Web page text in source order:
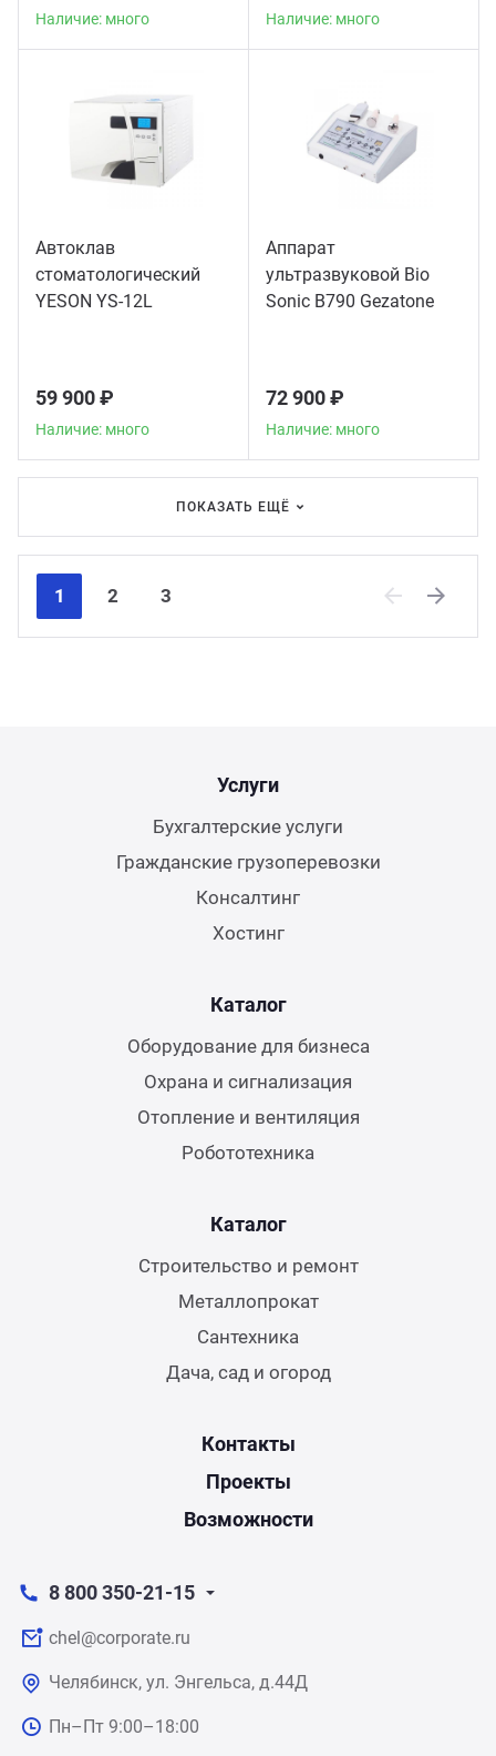
Наличие: много Наличие: много
Автоклав
стоматологический
YESON YS-12L
59 900 ₽
Наличие: много
Аппарат
ультразвуковой Bio
Sonic B790 Gezatone
72 900 ₽
Наличие: много
ПОКАЗАТЬ ЕЩЁ
1 2
3
Услуги
Бухгалтерские услуги
Гражданские грузоперевозки
Консалтинг
Хостинг
Каталог
Оборудование для бизнеса
Охрана и сигнализация
Отопление и вентиляция
Робототехника
Каталог
Строительство и ремонт
Металлопрокат
Сантехника
Дача, сад и огород
Контакты
Проекты
Возможности
8 800 350-21-15
chel@corporate.ru
Челябинск, ул. Энгельса, д.44Д
Пн–Пт 9:00–18:00